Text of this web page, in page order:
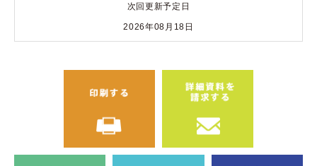
次回更新予定日
2026年08月18日